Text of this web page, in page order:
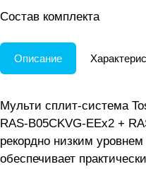
Состав комплекта
Описание
Мульти сплит-система
RAS-B05CKVG-EEx2 +
рекордно низким
обеспечивает